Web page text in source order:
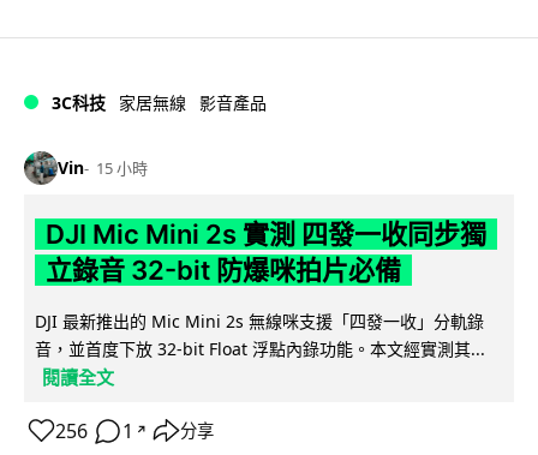
3C科技 家居無線 影音產品
Vin 15 小時
DJI Mic Mini 2s 實測 四發一收同步獨
立錄音 32-bit 防爆咪拍片必備
DJI 最新推出的 Mic Mini 2s 無線咪支援「四發一收」分軌錄
音，並首度下放 32-bit Float 浮點內錄功能。本文經實測其...
閱讀全文
256 1 ↗ 分享